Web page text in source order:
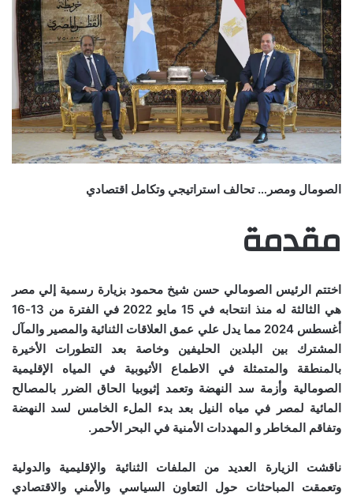
الصومال ومصر… تحالف استراتيجي وتكامل اقتصادي
مقدمة
اختتم الرئيس الصومالي حسن شيخ محمود بزيارة رسمية إلي مصر
هي الثالثة له منذ انتحابه في 15مايو 2022 في الفترة من 13-16
أغسطس2024 مما يدل علي عمق العلاقات الثنائية والمصير والمآل
المشترك بين البلدين الحليفين وخاصة بعد التطورات الأخيرة
بالمنطقة والمتمثلة في الاطماع الأثيوبية في المياه الإقليمية
الصومالية وأزمة سد النهضة وتعمد إثيوبيا الحاق الضرر بالمصالح
المائية لمصر في مياه النيل بعد بدء الملء الخامس لسد النهضة
وتفاقم المخاطر و المهددات الأمنية في البحر الأحمر.
ناقشت الزيارة العديد من الملفات الثنائية والإقليمية والدولية
وتعمقت المباحثات حول التعاون السياسي والأمني والاقتصادي